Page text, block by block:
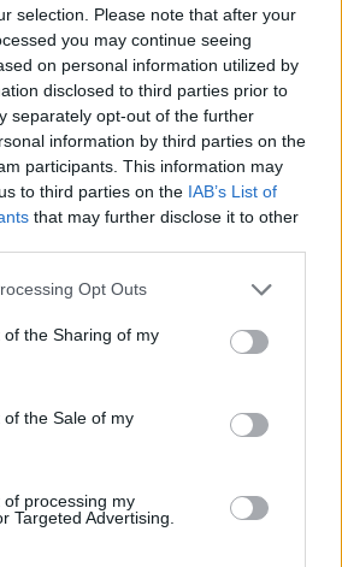
selection. Please note that after your
you may continue seeing
on personal information utilized by
disclosed to third parties prior to
separately opt-out of the further
information by third parties on the
participants. This information may
to third parties on the IAB’s List of
that may further disclose it to other
Opt Outs
the Sharing of my
the Sale of my
processing my
Targeted Advertising.
cáfolta azt a Magyar
hírt, mely szerint a
rendőrségen tett
egyértelműen megerősítette,
utasítására jelentős
vittek ki július 1-jén a K&H
megsemmisítésre Sz. Gyula
Nemzet állításai alapjául
Nemzet szombati számában
reagálva megjelentette a Tatai
Tatai mellett ügyvédjeként dr. Pál